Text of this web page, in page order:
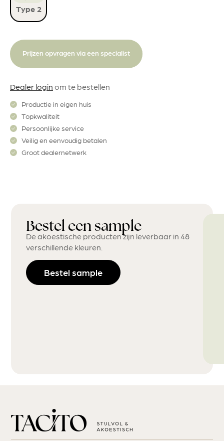
Type 2
Prijzen opvragen via een specialist
Dealer login om te bestellen
Productie in eigen huis
Topkwaliteit
Persoonlijke service
Veilig en eenvoudig betalen
Groot dealernetwerk
Bestel een sample
De akoestische producten zijn leverbaar in 48
verschillende kleuren.
Bestel sample